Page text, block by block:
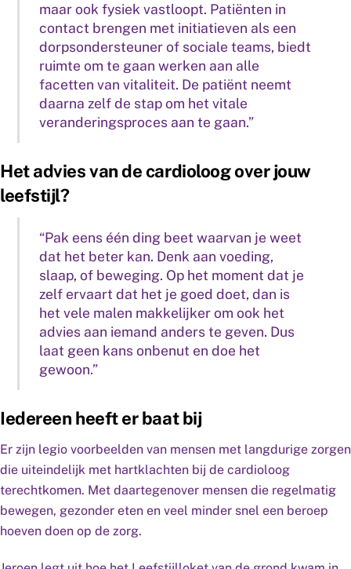
maar ook fysiek vastloopt. Patiënten in
contact brengen met initiatieven als een
dorpsondersteuner of sociale teams, biedt
ruimte om te gaan werken aan alle
facetten van vitaliteit. De patiënt neemt
daarna zelf de stap om het vitale
veranderingsproces aan te gaan.”
Het advies van de cardioloog over jouw
leefstijl?
“Pak eens één ding beet waarvan je weet
dat het beter kan. Denk aan voeding,
slaap, of beweging. Op het moment dat je
zelf ervaart dat het je goed doet, dan is
het vele malen makkelijker om ook het
advies aan iemand anders te geven. Dus
laat geen kans onbenut en doe het
gewoon.”
Iedereen heeft er baat bij
Er zijn legio voorbeelden van mensen met langdurige zorgen
die uiteindelijk met hartklachten bij de cardioloog
terechtkomen. Met daartegenover mensen die regelmatig
bewegen, gezonder eten en veel minder snel een beroep
hoeven doen op de zorg.